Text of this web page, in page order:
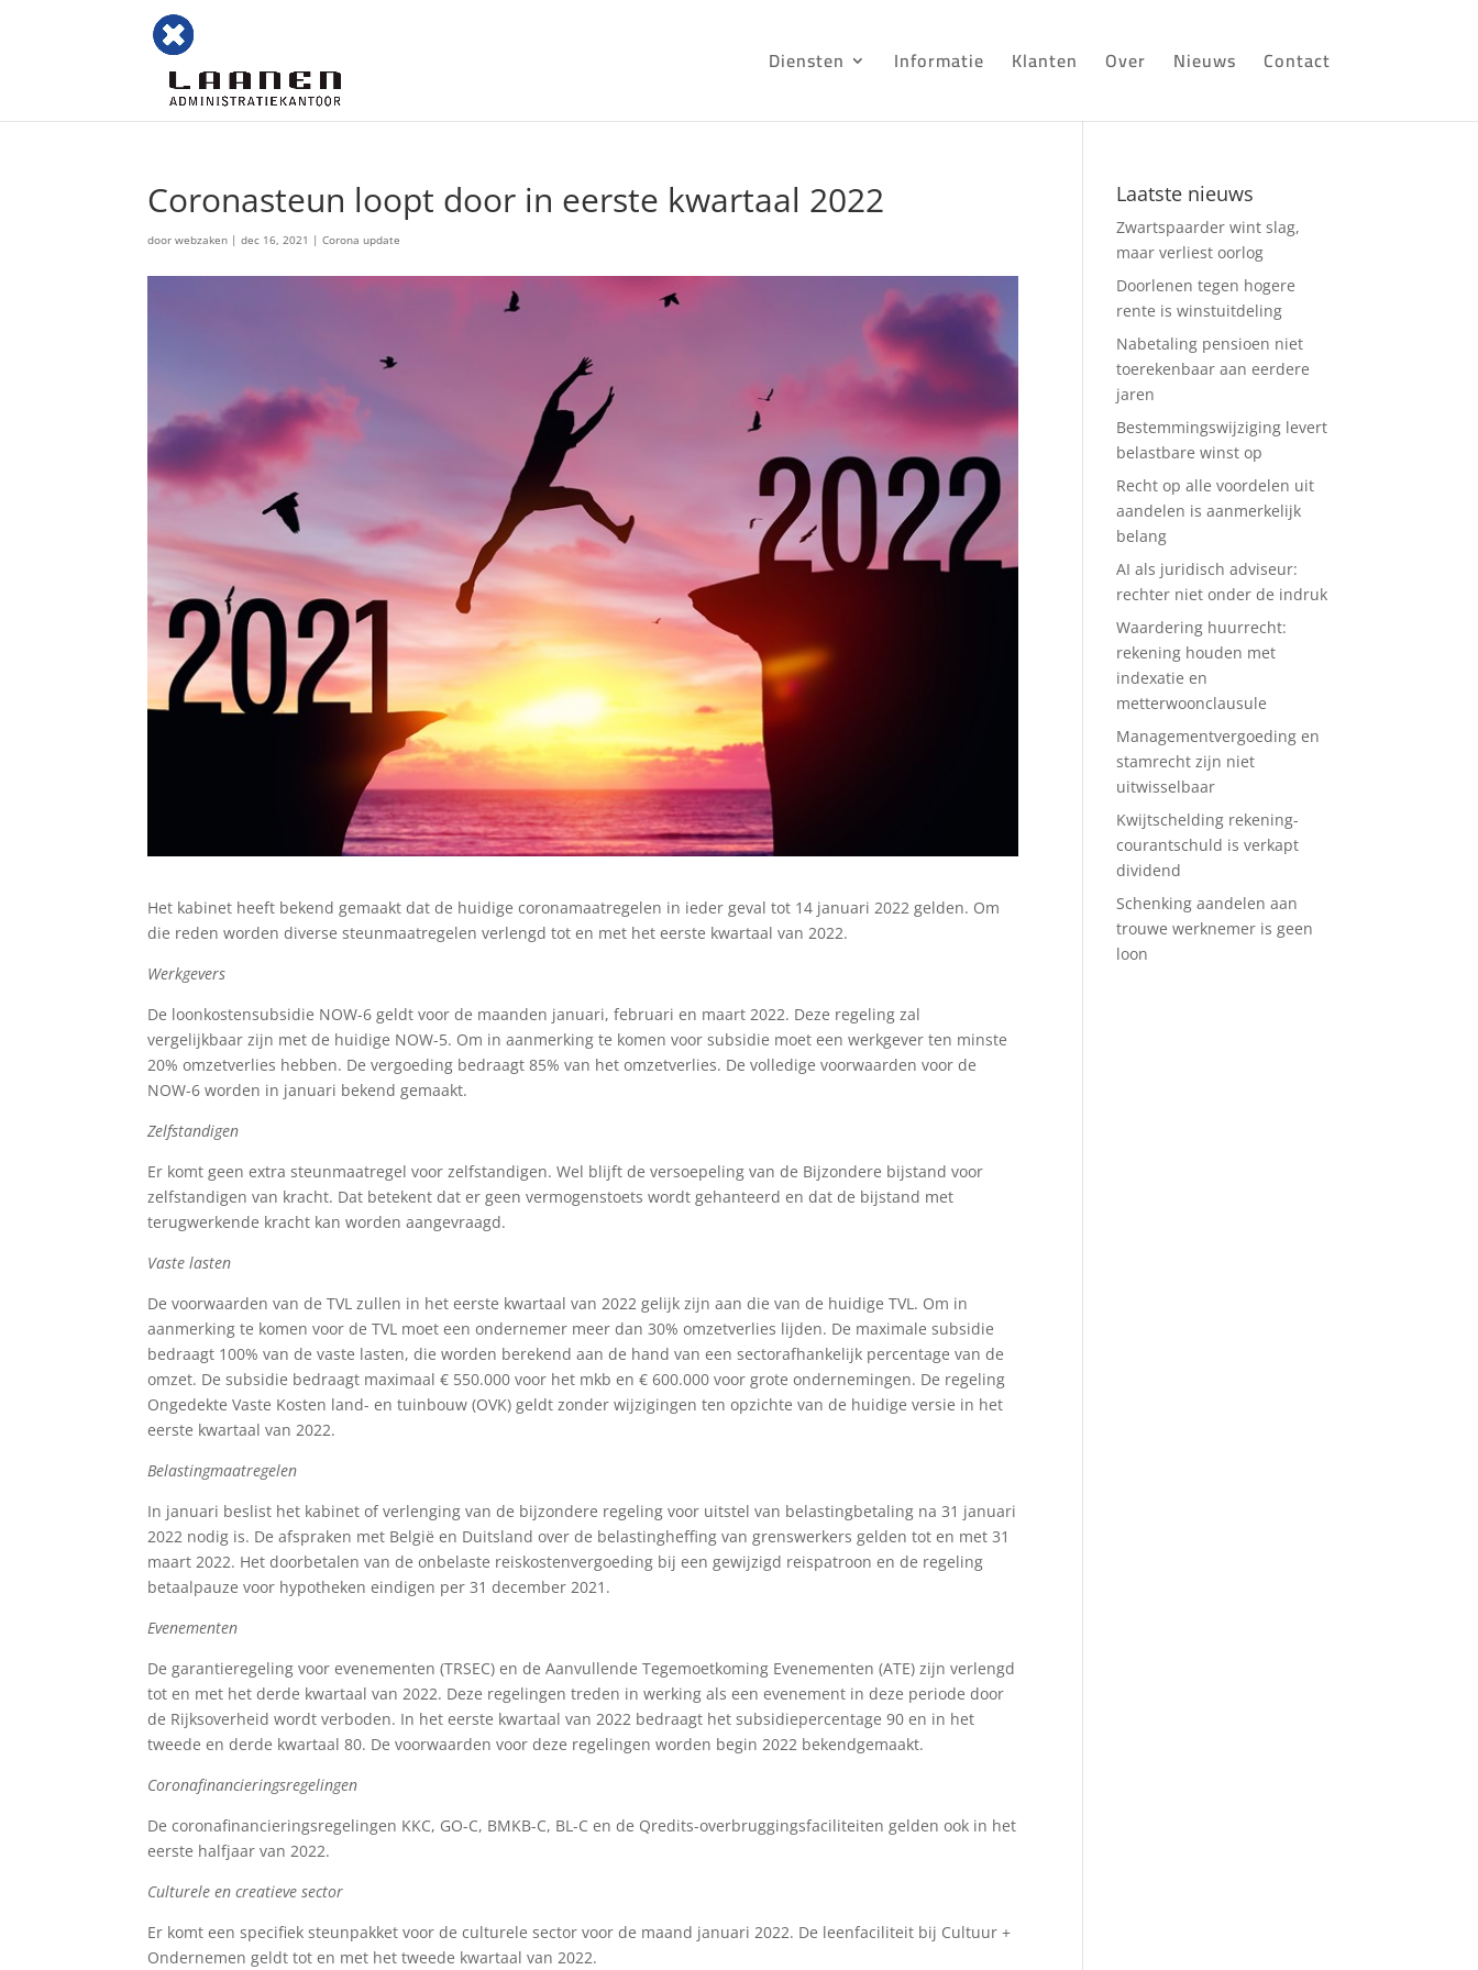
Diensten Informatie Klanten Over Nieuws Contact
Coronasteun loopt door in eerste kwartaal 2022
doorwebzaken |dec 16, 2021 |Corona update
Het kabinet heeft bekend gemaakt dat de huidige coronamaatregelen in ieder geval tot 14 januari 2022 gelden. Om
die reden worden diverse steunmaatregelen verlengd tot en met het eerste kwartaal van 2022.
Werkgevers
De loonkostensubsidie NOW-6 geldt voor de maanden januari, februari en maart 2022. Deze regeling zal
vergelijkbaar zijn met de huidige NOW-5. Om in aanmerking te komen voor subsidie moet een werkgever ten minste
20% omzetverlies hebben. De vergoeding bedraagt 85% van het omzetverlies. De volledige voorwaarden voor de
NOW-6 worden in januari bekend gemaakt.
Zelfstandigen
Er komt geen extra steunmaatregel voor zelfstandigen. Wel blijft de versoepeling van de Bijzondere bijstand voor
zelfstandigen van kracht. Dat betekent dat er geen vermogenstoets wordt gehanteerd en dat de bijstand met
terugwerkende kracht kan worden aangevraagd.
Vaste lasten
De voorwaarden van de TVL zullen in het eerste kwartaal van 2022 gelijk zijn aan die van de huidige TVL. Om in
aanmerking te komen voor de TVL moet een ondernemer meer dan 30% omzetverlies lijden. De maximale subsidie
bedraagt 100% van de vaste lasten, die worden berekend aan de hand van een sectorafhankelijk percentage van de
omzet. De subsidie bedraagt maximaal € 550.000 voor het mkb en € 600.000 voor grote ondernemingen. De regeling
Ongedekte Vaste Kosten land- en tuinbouw (OVK) geldt zonder wijzigingen ten opzichte van de huidige versie in het
eerste kwartaal van 2022.
Belastingmaatregelen
In januari beslist het kabinet of verlenging van de bijzondere regeling voor uitstel van belastingbetaling na 31 januari
2022 nodig is. De afspraken met België en Duitsland over de belastingheffing van grenswerkers gelden tot en met 31
maart 2022. Het doorbetalen van de onbelaste reiskostenvergoeding bij een gewijzigd reispatroon en de regeling
betaalpauze voor hypotheken eindigen per 31 december 2021.
Evenementen
De garantieregeling voor evenementen (TRSEC) en de Aanvullende Tegemoetkoming Evenementen (ATE) zijn verlengd
tot en met het derde kwartaal van 2022. Deze regelingen treden in werking als een evenement in deze periode door
de Rijksoverheid wordt verboden. In het eerste kwartaal van 2022 bedraagt het subsidiepercentage 90 en in het
tweede en derde kwartaal 80. De voorwaarden voor deze regelingen worden begin 2022 bekendgemaakt.
Coronafinancieringsregelingen
De coronafinancieringsregelingen KKC, GO-C, BMKB-C, BL-C en de Qredits-overbruggingsfaciliteiten gelden ook in het
eerste halfjaar van 2022.
Culturele en creatieve sector
Er komt een specifiek steunpakket voor de culturele sector voor de maand januari 2022. De leenfaciliteit bij Cultuur +
Ondernemen geldt tot en met het tweede kwartaal van 2022.
Laatste nieuws
Zwartspaarder wint slag,
maar verliest oorlog
Doorlenen tegen hogere
rente is winstuitdeling
Nabetaling pensioen niet
toerekenbaar aan eerdere
jaren
Bestemmingswijziging levert
belastbare winst op
Recht op alle voordelen uit
aandelen is aanmerkelijk
belang
AI als juridisch adviseur:
rechter niet onder de indruk
Waardering huurrecht:
rekening houden met
indexatie en
metterwoonclausule
Managementvergoeding en
stamrecht zijn niet
uitwisselbaar
Kwijtschelding rekening-
courantschuld is verkapt
dividend
Schenking aandelen aan
trouwe werknemer is geen
loon